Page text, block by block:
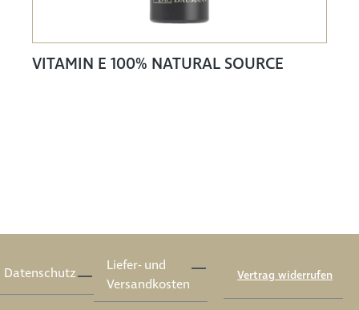
VITAMIN E 100% NATURAL SOURCE
Datenschutz
Liefer- und
Versandkosten
Vertrag widerrufen